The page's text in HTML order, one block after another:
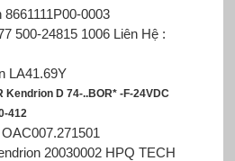
0003
500-24815 1006 Liên Hệ :
LA41.69Y
D 74-..BOR* -F-24VDC
412
20030002 HPQ TECH